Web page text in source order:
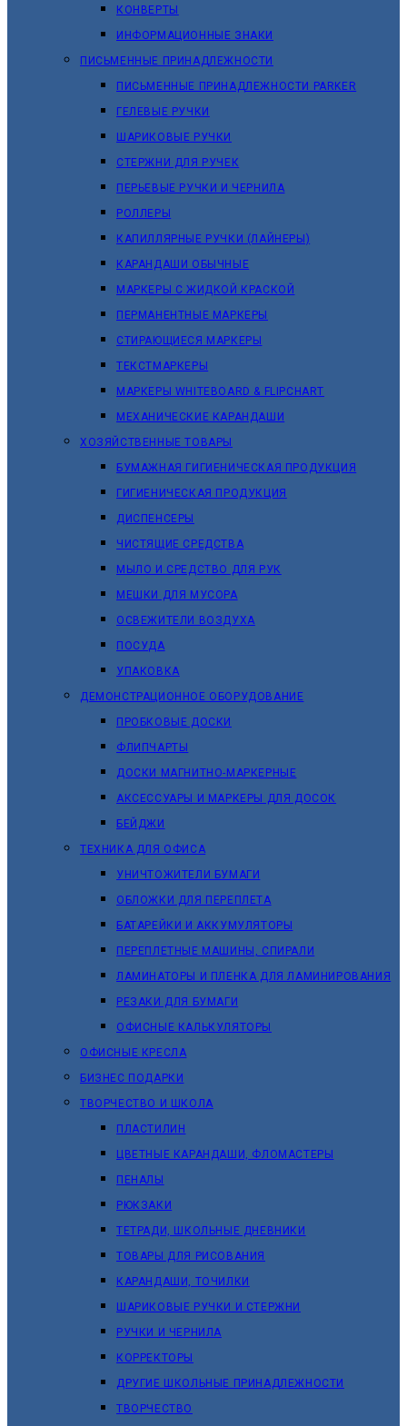
КОНВЕРТЫ
ИНФОРМАЦИОННЫЕ ЗНАКИ
ПИСЬМЕННЫЕ ПРИНАДЛЕЖНОСТИ
ПИСЬМЕННЫЕ ПРИНАДЛЕЖНОСТИ PARKER
ГЕЛЕВЫЕ РУЧКИ
ШАРИКОВЫЕ РУЧКИ
СТЕРЖНИ ДЛЯ РУЧЕК
ПЕРЬЕВЫЕ РУЧКИ И ЧЕРНИЛА
РОЛЛЕРЫ
КАПИЛЛЯРНЫЕ РУЧКИ (ЛАЙНЕРЫ)
КАРАНДАШИ ОБЫЧНЫЕ
МАРКЕРЫ C ЖИДКОЙ КРАСКОЙ
ПЕРМАНЕНТНЫЕ МАРКЕРЫ
СТИРАЮЩИЕСЯ МАРКЕРЫ
ТЕКСТМАРКЕРЫ
МАРКЕРЫ WHITEBOARD & FLIPCHART
МЕХАНИЧЕСКИЕ КАРАНДАШИ
ХОЗЯЙСТВЕННЫЕ ТОВАРЫ
БУМАЖНАЯ ГИГИЕНИЧЕСКАЯ ПРОДУКЦИЯ
ГИГИЕНИЧЕСКАЯ ПРОДУКЦИЯ
ДИСПЕНСЕРЫ
ЧИСТЯЩИЕ СРЕДСТВА
МЫЛО И СРЕДСТВО ДЛЯ РУК
МЕШКИ ДЛЯ МУСОРА
ОСВЕЖИТЕЛИ ВОЗДУХА
ПОСУДА
УПАКОВКА
ДЕМОНСТРАЦИОННОЕ ОБОРУДОВАНИЕ
ПРОБКОВЫЕ ДОСКИ
ФЛИПЧАРТЫ
ДОСКИ МАГНИТНО-МАРКЕРНЫЕ
АКСЕССУАРЫ И МАРКЕРЫ ДЛЯ ДОСОК
БЕЙДЖИ
ТЕХНИКА ДЛЯ ОФИСА
УНИЧТОЖИТЕЛИ БУМАГИ
ОБЛОЖКИ ДЛЯ ПЕРЕПЛЕТА
БАТАРЕЙКИ И АККУМУЛЯТОРЫ
ПЕРЕПЛЕТНЫЕ МАШИНЫ, СПИРАЛИ
ЛАМИНАТОРЫ И ПЛЕНКА ДЛЯ ЛАМИНИРОВАНИЯ
РЕЗАКИ ДЛЯ БУМАГИ
ОФИСНЫЕ КАЛЬКУЛЯТОРЫ
ОФИСНЫЕ КРЕСЛА
БИЗНЕС ПОДАРКИ
ТВОРЧЕСТВО И ШКОЛА
ПЛАСТИЛИН
ЦВЕТНЫЕ КАРАНДАШИ, ФЛОМАСТЕРЫ
ПЕНАЛЫ
РЮКЗАКИ
ТЕТРАДИ, ШКОЛЬНЫЕ ДНЕВНИКИ
ТОВАРЫ ДЛЯ РИСОВАНИЯ
КАРАНДАШИ, ТОЧИЛКИ
ШАРИКОВЫЕ РУЧКИ И СТЕРЖНИ
РУЧКИ И ЧЕРНИЛА
КОРРЕКТОРЫ
ДРУГИЕ ШКОЛЬНЫЕ ПРИНАДЛЕЖНОСТИ
ТВОРЧЕСТВО